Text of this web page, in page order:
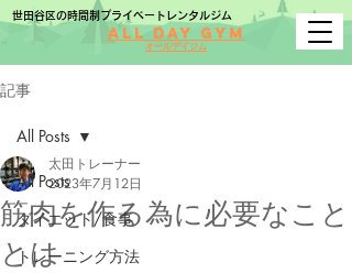
世田谷区の時間制プライベートレンタルジム
All Day Gym
オールデイジム
記事
All Posts
ダイエット/食事
トレーニング方法
All Posts
筋肉を作る為に必要なこと
とは
太田トレーナー
2023年7月12日